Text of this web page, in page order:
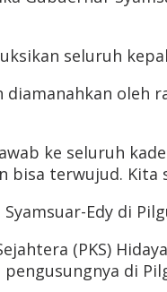
seluruh
diamanahkan
ke seluruh
bisa terwujud.
Edy di
(PKS)
di